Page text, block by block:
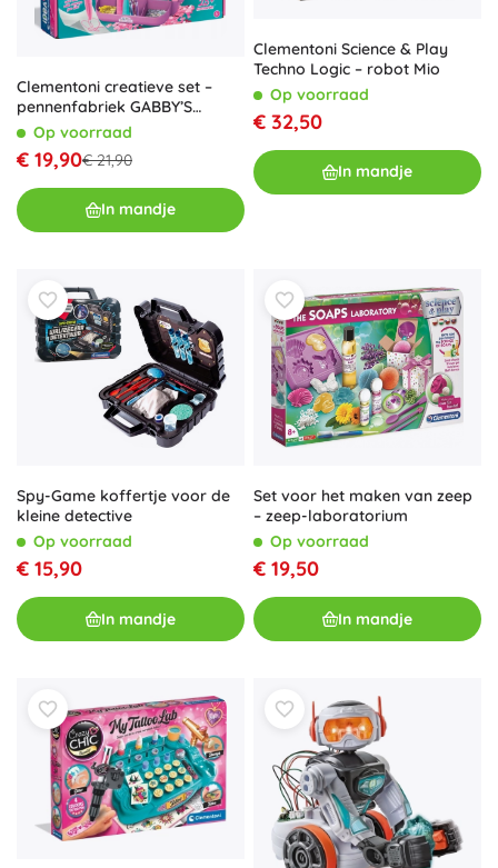
Clementoni creatieve set –
pennenfabriek GABBY’S
DOLLHOUSE
Op voorraad
€ 19,90€ 21,90
In mandje
Clementoni Science & Play
Techno Logic – robot Mio
Op voorraad
€ 32,50
In mandje
Spy-Game koffertje voor de
kleine detective
Op voorraad
€ 15,90
In mandje
Set voor het maken van zeep
– zeep-laboratorium
Op voorraad
€ 19,50
In mandje